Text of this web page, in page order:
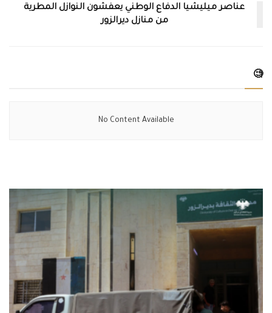
عناصر ميليشيا الدفاع الوطني يعفشون النوازل المطرية
من منازل ديرالزور
🧐
No Content Available